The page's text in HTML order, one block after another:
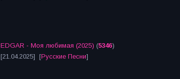
EDGAR - Моя любимая (2025) (5346)
[21.04.2025] [Русские Песни]